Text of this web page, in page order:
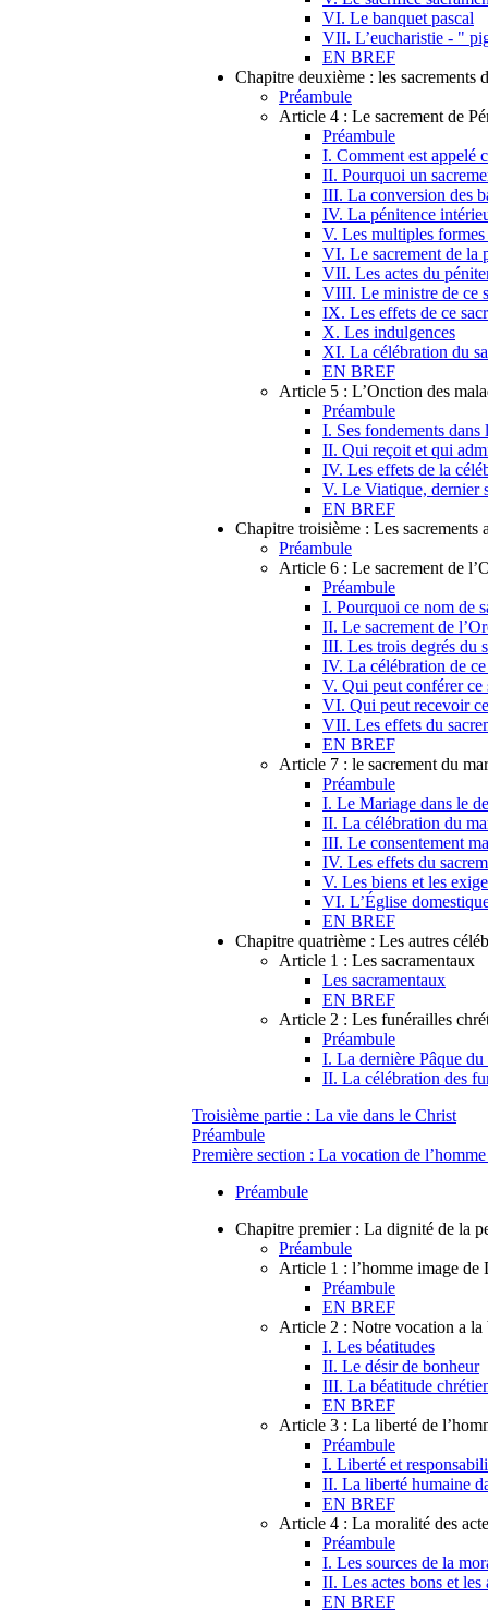
VI. Le banquet pascal
VII. L’eucharistie - "
EN BREF
Chapitre deuxième : les sacrements
Préambule
Article 4 : Le sacrement de
Préambule
I. Comment est appelé
II. Pourquoi un
III. La conversion des
IV. La pénitence
V. Les multiples
VI. Le sacrement de la
VII. Les actes du
VIII. Le ministre de ce
IX. Les effets de ce
X. Les indulgences
XI. La célébration du
EN BREF
Article 5 : L’Onction des
Préambule
I. Ses fondements
II. Qui reçoit et qui
IV. Les effets de la
V. Le Viatique, dernier
EN BREF
Chapitre troisième : Les sacrements
Préambule
Article 6 : Le sacrement de
Préambule
I. Pourquoi ce nom de
II. Le sacrement de
III. Les trois degrés du
IV. La célébration de ce
V. Qui peut conférer ce
VI. Qui peut recevoir
VII. Les effets du
EN BREF
Article 7 : le sacrement du
Préambule
I. Le Mariage dans le
II. La célébration du
III. Le consentement
IV. Les effets du
V. Les biens et les
VI. L’Église
EN BREF
Chapitre quatrième : Les autres
Article 1 : Les sacramentaux
Les sacramentaux
EN BREF
Article 2 : Les funérailles
Préambule
I. La dernière Pâque
II. La célébration des
Troisième partie : La vie dans le Christ
Préambule
Première section : La vocation de
Préambule
Chapitre premier : La dignité de la
Préambule
Article 1 : l’homme image de
Préambule
EN BREF
Article 2 : Notre vocation a la
I. Les béatitudes
II. Le désir de bonheur
III. La béatitude
EN BREF
Article 3 : La liberté de
Préambule
I. Liberté et
II. La liberté humaine
EN BREF
Article 4 : La moralité des
Préambule
I. Les sources de la
II. Les actes bons et les
EN BREF